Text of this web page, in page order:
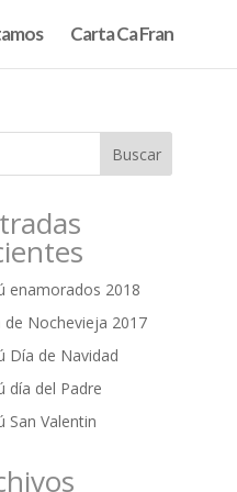
Carta Ca Fran
enamorados 2018
de Nochevieja 2017
Día de Navidad
día del Padre
San Valentin